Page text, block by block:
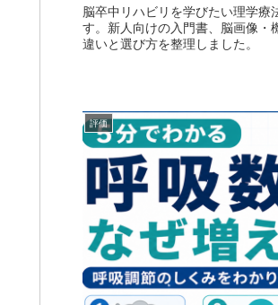
脳卒中リハビリを学びたい理学療
す。新人向けの入門書、脳画像
違いと選び方を整理しました。
評価